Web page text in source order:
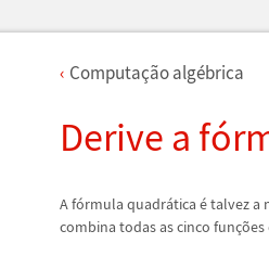
Computação algébrica
Derive a fó
A fórmula quadrática étalvez a
combina todas as cinco funçõ